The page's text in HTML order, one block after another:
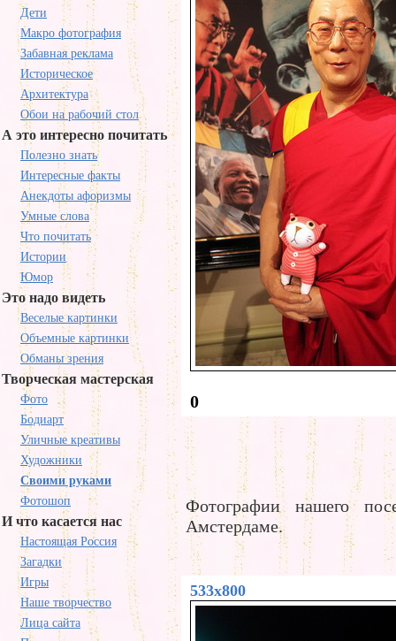
Дети
Макро фотография
Забавная реклама
Историческое
Архитектура
Обои на рабочий стол
А это интересно почитать
Полезно знать
Интересные факты
Анекдоты афоризмы
Умные слова
Что почитать
Истории
Юмор
Это надо видеть
Веселые картинки
Объемные картинки
Обманы зрения
Творческая мастерская
Фото
Бодиарт
Уличные креативы
Художники
Своими руками
Фотошоп
И что касается нас
Настоящая Россия
Загадки
Игры
Наше творчество
Лица сайта
0
Фотографии нашего
Амстердаме.
533x800